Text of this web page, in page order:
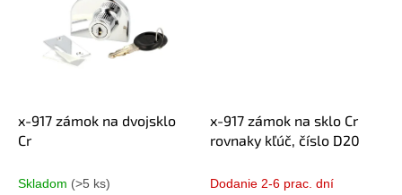
x-917 zámok na dvojsklo
Cr
Skladom (>5 ks)
x-917 zámok na sklo Cr
rovnaky kľúč, číslo D20
Dodanie 2-6 prac. dní